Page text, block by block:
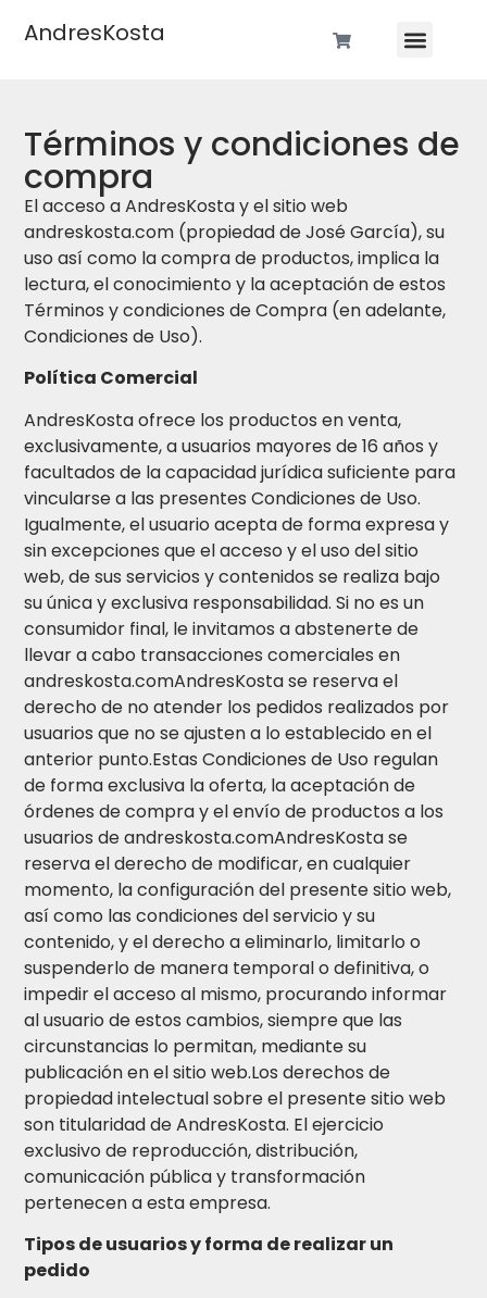
AndresKosta
Términos y condiciones de
compra
El acceso a AndresKosta y el sitio web
andreskosta.com (propiedad de José García), su
uso así como la compra de productos, implica la
lectura, el conocimiento y la aceptación de estos
Términos y condiciones de Compra (en adelante,
Condiciones de Uso).
Política Comercial
AndresKosta ofrece los productos en venta,
exclusivamente, a usuarios mayores de 16 años y
facultados de la capacidad jurídica suficiente para
vincularse a las presentes Condiciones de Uso.
Igualmente, el usuario acepta de forma expresa y
sin excepciones que el acceso y el uso del sitio
web, de sus servicios y contenidos se realiza bajo
su única y exclusiva responsabilidad. Si no es un
consumidor final, le invitamos a abstenerte de
llevar a cabo transacciones comerciales en
andreskosta.comAndresKosta se reserva el
derecho de no atender los pedidos realizados por
usuarios que no se ajusten a lo establecido en el
anterior punto.Estas Condiciones de Uso regulan
de forma exclusiva la oferta, la aceptación de
órdenes de compra y el envío de productos a los
usuarios de andreskosta.comAndresKosta se
reserva el derecho de modificar, en cualquier
momento, la configuración del presente sitio web,
así como las condiciones del servicio y su
contenido, y el derecho a eliminarlo, limitarlo o
suspenderlo de manera temporal o definitiva, o
impedir el acceso al mismo, procurando informar
al usuario de estos cambios, siempre que las
circunstancias lo permitan, mediante su
publicación en el sitio web.Los derechos de
propiedad intelectual sobre el presente sitio web
son titularidad de AndresKosta. El ejercicio
exclusivo de reproducción, distribución,
comunicación pública y transformación
pertenecen a esta empresa.
Tipos de usuarios y forma de realizar un
pedido